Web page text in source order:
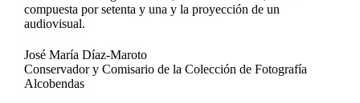
compuesta por setenta y una y la proyección de un
audiovisual.
José María Díaz-Maroto
Conservador y Comisario de la Colección de Fotografía
Alcobendas